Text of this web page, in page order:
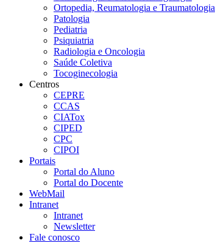
Ortopedia, Reumatologia e Traumatologia
Patologia
Pediatria
Psiquiatria
Radiologia e Oncologia
Saúde Coletiva
Tocoginecologia
Centros
CEPRE
CCAS
CIATox
CIPED
CPC
CIPOI
Portais
Portal do Aluno
Portal do Docente
WebMail
Intranet
Intranet
Newsletter
Fale conosco